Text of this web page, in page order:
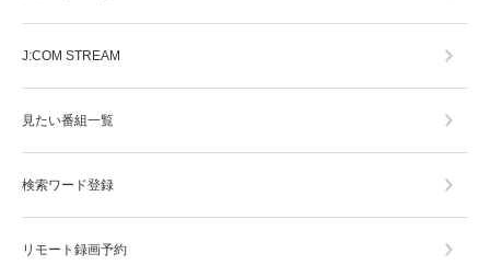
J:COM STREAM
見たい番組一覧
検索ワード登録
リモート録画予約